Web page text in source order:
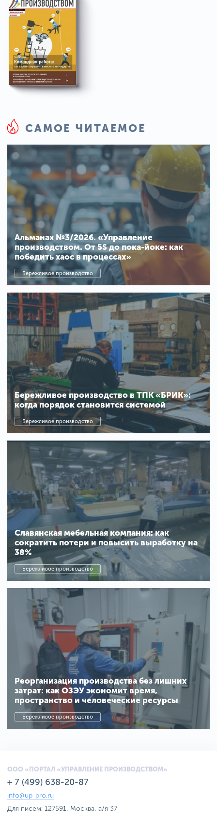
САМОЕ ЧИТАЕМОЕ
Альманах №3/2026. «Управление
производством. От 5S до пока-йоке: как
победить хаос в процессах»
Бережливое производство
Бережливое производство в ТПК «БРИК»:
когда порядок становится системой
Бережливое производство
Славянская мебельная компания: как
сократить потери и повысить выработку на
38%
Бережливое производство
Реорганизация производства без лишних
затрат: как ОЗЭУ экономит время,
пространство и человеческие ресурсы
Бережливое производство
ООО «ПОРТАЛ «УПРАВЛЕНИЕ ПРОИЗВОДСТВОМ»
+ 7 (499) 638-20-87
info@up-pro.ru
Для писем: 127591, Москва, а/я 37